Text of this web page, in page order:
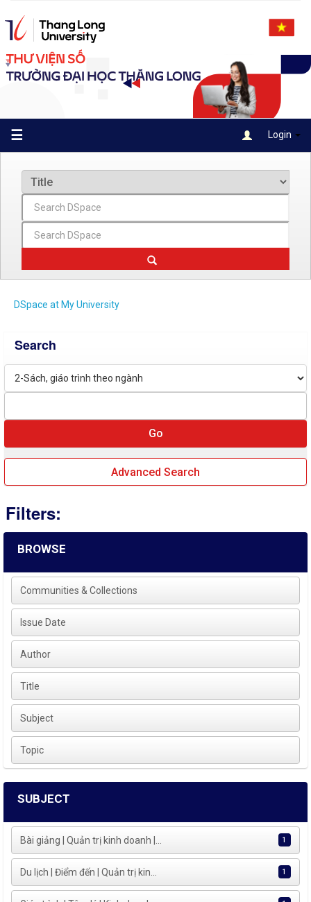
navigation
☰ Login
DSpace at My University
Search
Advanced Search
Filters:
BROWSE
Communities & Collections
Issue Date
Author
Title
Subject
Topic
SUBJECT
Bài giảng | Quản trị kinh doanh |... 1
Du lịch | Điểm đến | Quản trị kin... 1